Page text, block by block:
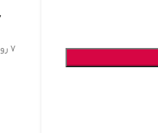
7
7 روز ضمانت بازگشت وجه